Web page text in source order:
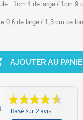
: 1cm 4 de large / 1cm 9
0,6 de large / 1,3 cm de
AJOUTER AU
Basé sur 2 avis